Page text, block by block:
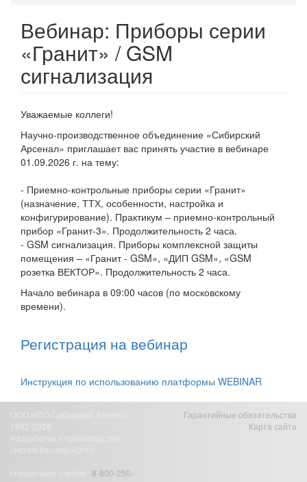
Вебинар: Приборы серии
«Гранит» / GSM
сигнализация
Уважаемые коллеги!
Научно-производственное объединение «Сибирский
Арсенал» приглашает вас принять участие в вебинаре
01.09.2026 г. на тему:
- Приемно-контрольные приборы серии «Гранит»
(назначение, ТТХ, особенности, настройка и
конфигурирование). Практикум – приемно-контрольный
прибор «Гранит-3». Продолжительность 2 часа.
- GSM сигнализация. Приборы комплексной защиты
помещения – «Гранит - GSM», «ДИП GSM», «GSM
розетка ВЕКТОР». Продолжительность 2 часа.
Начало вебинара в 09:00 часов (по московскому
времени).
Регистрация на вебинар
Инструкция по использованию платформы WEBINAR
1992-2026
Разработка и производство
8-800-250-
Гарантийные обязательства
Карта сайта